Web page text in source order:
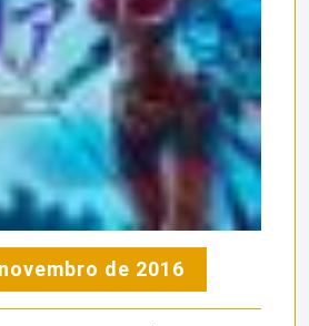
de 2016